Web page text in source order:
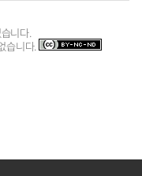
니다.
습니다.